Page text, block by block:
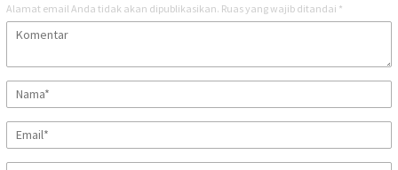
Alamat email Anda tidak akan dipublikasikan. Ruas yang wajib ditandai *